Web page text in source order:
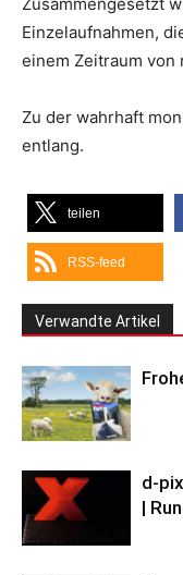
Einzelaufnahmen,
einem Zeitraum von
Zu der wahrhaft
entlang.
teilen
RSS-feed
Verwandte Artikel
d-
|